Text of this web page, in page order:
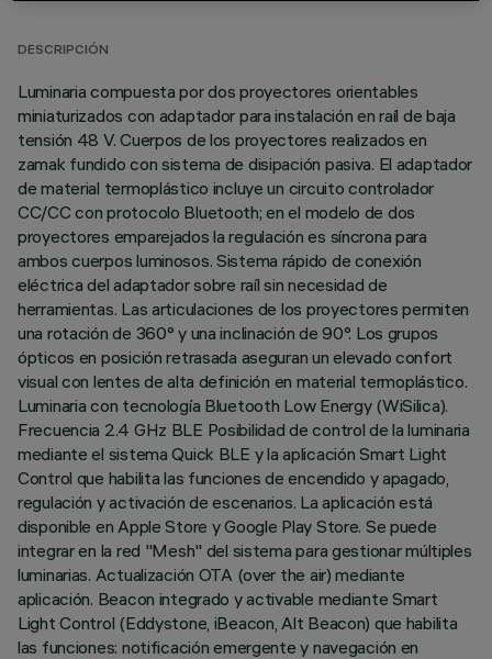
DESCRIPCIÓN
Luminaria compuesta por dos proyectores orientables
miniaturizados con adaptador para instalación en raíl de baja
tensión 48 V. Cuerpos de los proyectores realizados en
zamak fundido con sistema de disipación pasiva. El adaptador
de material termoplástico incluye un circuito controlador
CC/CC con protocolo Bluetooth; en el modelo de dos
proyectores emparejados la regulación es síncrona para
ambos cuerpos luminosos. Sistema rápido de conexión
eléctrica del adaptador sobre raíl sin necesidad de
herramientas. Las articulaciones de los proyectores permiten
una rotación de 360° y una inclinación de 90°. Los grupos
ópticos en posición retrasada aseguran un elevado confort
visual con lentes de alta definición en material termoplástico.
Luminaria con tecnología Bluetooth Low Energy (WiSilica).
Frecuencia 2.4 GHz BLE Posibilidad de control de la luminaria
mediante el sistema Quick BLE y la aplicación Smart Light
Control que habilita las funciones de encendido y apagado,
regulación y activación de escenarios. La aplicación está
disponible en Apple Store y Google Play Store. Se puede
integrar en la red "Mesh" del sistema para gestionar múltiples
luminarias. Actualización OTA (over the air) mediante
aplicación. Beacon integrado y activable mediante Smart
Light Control (Eddystone, iBeacon, Alt Beacon) que habilita
las funciones: notificación emergente y navegación en